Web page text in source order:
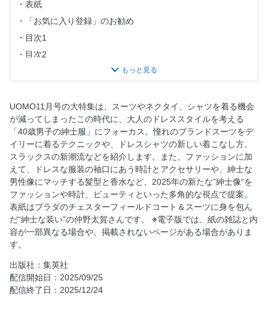
表紙
「お気に入り登録」のお勧め
目次1
目次2
What’s the New Gentleman？ なぜ今、「ドレスアップ」を
提案するのか。2025年の新ドレススタイル考 40歳男子、紳
士服に目覚める。
1．feat．Noritaka Hamao スーツは普段着。
2．ジャケパンは、素材を押さえておけばいい。
COLUMN ニコラ・ガバールに訊く「自由にスーツで遊ぶ」
話
COLUMN 長山一樹に訊く「初めてのサヴィル・ロウ」の話
3．feat．Reo Tamaoki 着流すドレスシャツ。
COLUMN 鴨志田康人に訊く「理想的なドレスシャツ」の話
6．とがった革靴をまるく履く。
COLUMN Q．この靴はどんな仕事をしてる人？
UOMO11月号の大特集は、スーツやネクタイ、シャツを着る機会
が減ってしまったこの時代に、大人のドレススタイルを考える
「40歳男子の紳士服」にフォーカス。憧れのブランドスーツをデ
イリーに着るテクニックや、ドレスシャツの新しい着こなし方、
スラックスの新潮流などを紹介します。また、ファッションに加
えて、ドレスな服装の袖口にあう時計とアクセサリーや、紳士な
男性像にマッチする髪型と香水など、2025年の新たな”紳士像“を
ファッションや時計、ビューティといった多角的な視点で提案。
表紙はプラダのチェスターフィールドコート＆スーツに身を包ん
だ“紳士な装い”の仲野太賀さんです。 ※電子版では、紙の雑誌と内
容が一部異なる場合や、掲載されないページがある場合がありま
す。
出版社：集英社
配信開始日：2025/09/25
配信終了日：2025/12/24